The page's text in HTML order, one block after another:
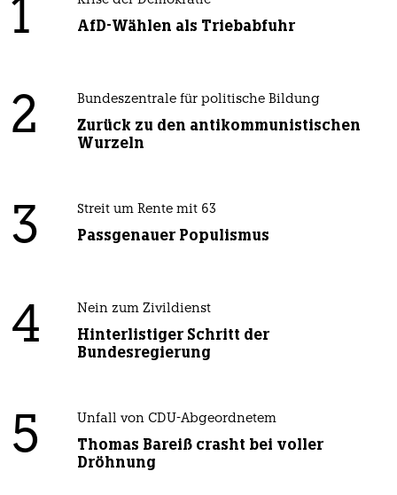
1 AfD-Wählen als Triebabfuhr
2 Bundeszentrale für politische Bildung
Zurück zu den antikommunistischen
Wurzeln
3 Streit um Rente mit 63
Passgenauer Populismus
4 Nein zum Zivildienst
Hinterlistiger Schritt der
Bundesregierung
5 Unfall von CDU-Abgeordnetem
Thomas Bareiß crasht bei voller
Dröhnung